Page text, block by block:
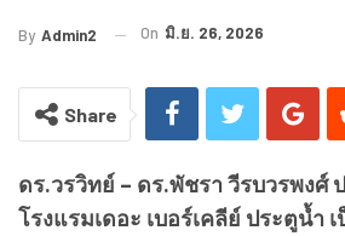
By Admin2 On มิ.ย. 26, 2026
Share
ดร.วรวิทย์ – ดร.พัชรา วีรบวรพงศ์
โรงแรมเดอะ เบอร์เคลีย์ ประตูน้ำ